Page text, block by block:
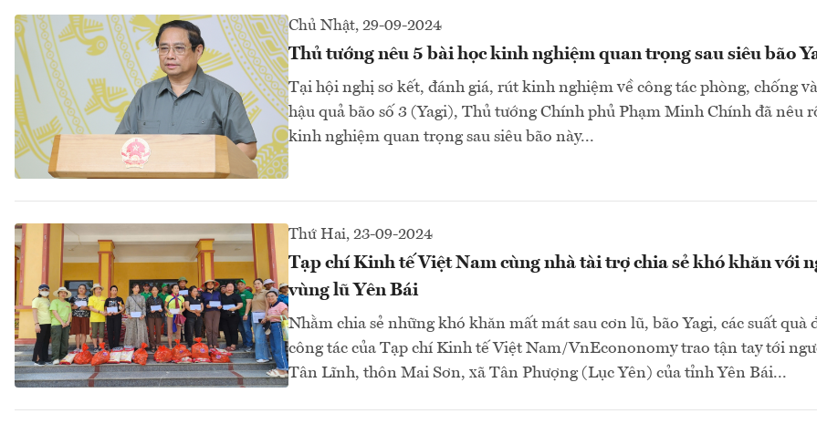
Chủ Nhật, 29-09-2024
Thủ tướng nêu 5 bài học kinh nghiệm quan trọng sau siêu bão
Tại hội nghị sơ kết, đánh giá, rút kinh nghiệm về công tác phòng, chống
hậu quả bão số 3 (Yagi), Thủ tướng Chính phủ Phạm Minh Chính đã nêu
kinh nghiệm quan trọng sau siêu bão này...
Thứ Hai, 23-09-2024
Tạp chí Kinh tế Việt Nam cùng nhà tài trợ chia sẻ khó khăn với
vùng lũ Yên Bái
Nhằm chia sẻ những khó khăn mất mát sau cơn lũ, bão Yagi, các suất quà
công tác của Tạp chí Kinh tế Việt Nam/VnEcononomy trao tận tay tới
Tân Lĩnh, thôn Mai Sơn, xã Tân Phượng (Lục Yên) của tỉnh Yên Bái...